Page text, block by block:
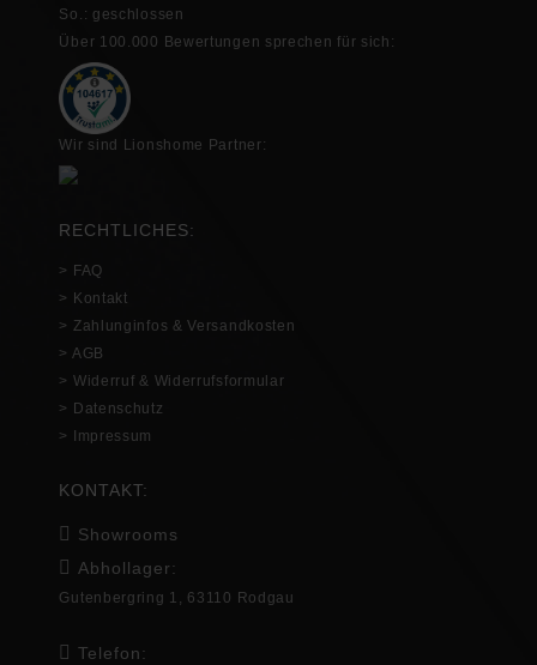
So.: geschlossen
Über 100.000 Bewertungen sprechen für sich:
Wir sind Lionshome Partner:
RECHTLICHES:
> FAQ
> Kontakt
> Zahlunginfos & Versandkosten
> AGB
> Widerruf & Widerrufsformular
> Datenschutz
> Impressum
KONTAKT:
Showrooms
Abhollager:
Gutenbergring 1, 63110 Rodgau
Telefon: